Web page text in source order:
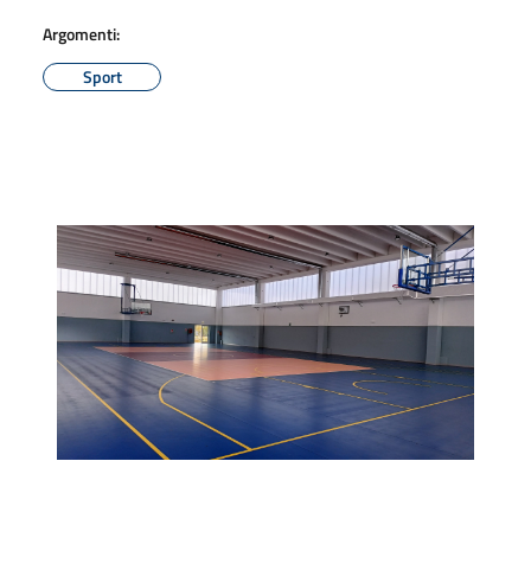
Argomenti:
Sport